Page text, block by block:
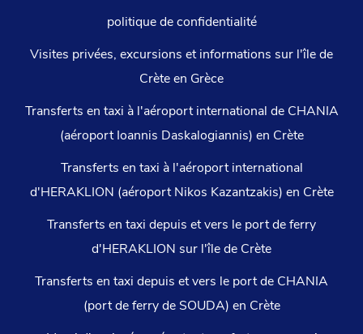
politique de confidentialité
Visites privées, excursions et informations sur l'île de
Crète en Grèce
Transferts en taxi à l'aéroport international de CHANIA
(aéroport Ioannis Daskalogiannis) en Crète
Transferts en taxi à l'aéroport international
d'HERAKLION (aéroport Nikos Kazantzakis) en Crète
Transferts en taxi depuis et vers le port de ferry
d'HERAKLION sur l'île de Crète
Transferts en taxi depuis et vers le port de CHANIA
(port de ferry de SOUDA) en Crète